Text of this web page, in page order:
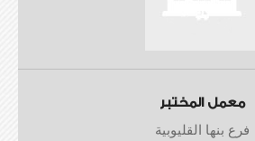
معمل المختبر
فرع بنها القليوبية